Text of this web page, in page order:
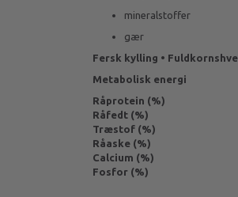
mineralstoffer
gær
Fersk kylling •
Metabolisk energi
Råprotein (%)
Råfedt (%)
Træstof (%)
Råaske (%)
Calcium (%)
Fosfor (%)